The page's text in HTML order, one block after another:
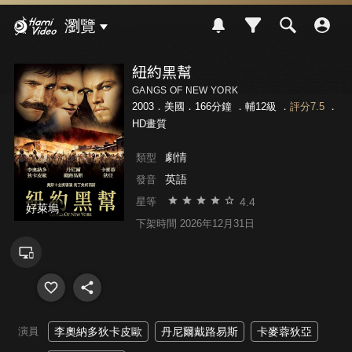
瀏覽
好萊塢
紐約黑幫
GANGS OF NEW YORK
2003．美國．166分鐘 ． 輔12級 ． 評分7.5．
HD畫質
類型 劇情
發音 英語
星等 4.4
下架時間 2026年12月31日
演員 李奧納多狄卡皮歐 丹尼爾戴路易斯 卡麥蓉狄亞